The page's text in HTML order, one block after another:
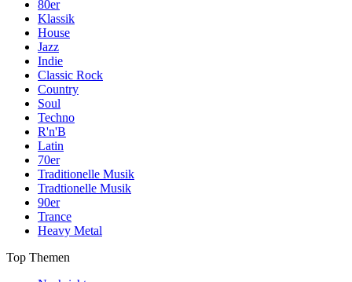
80er
Klassik
House
Jazz
Indie
Classic Rock
Country
Soul
Techno
R'n'B
Latin
70er
Traditionelle Musik
Tradtionelle Musik
90er
Trance
Heavy Metal
Top Themen